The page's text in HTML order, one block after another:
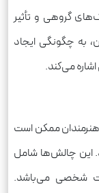
گروهی و تأثیر
به چگونگی ایجاد
می‌کند.
ممکن است
این چالش‌ها شامل
شخصی می‌باشد.